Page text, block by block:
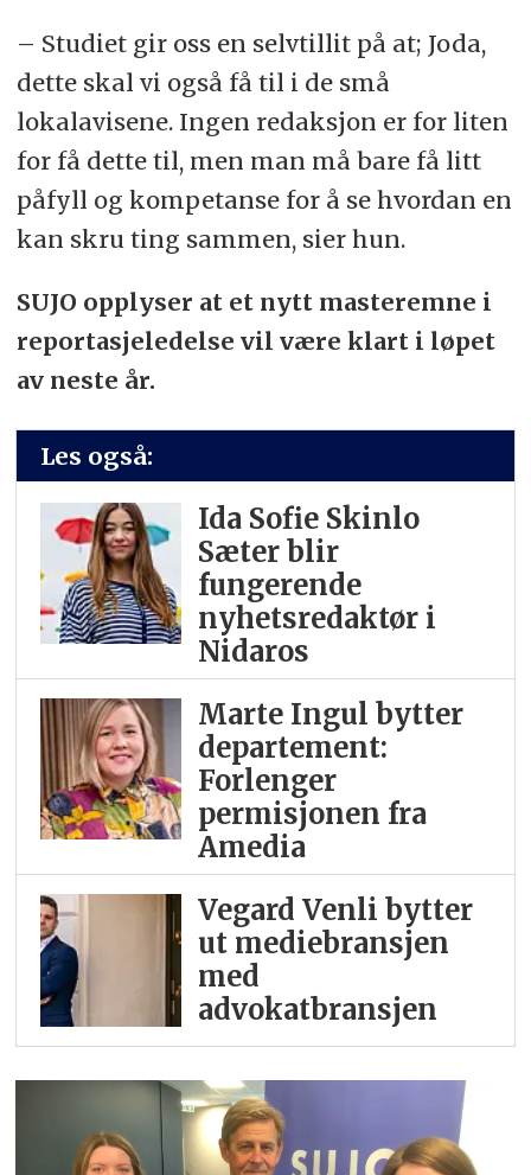
– Studiet gir oss en selvtillit på at; Joda,
dette skal vi også få til i de små
lokalavisene. Ingen redaksjon er for liten
for få dette til, men man må bare få litt
påfyll og kompetanse for å se hvordan en
kan skru ting sammen, sier hun.
SUJO opplyser at et nytt masteremne i
reportasjeledelse vil være klart i løpet
av neste år.
Les også:
Ida Sofie Skinlo
Sæter blir
fungerende
nyhetsredaktør i
Nidaros
Marte Ingul bytter
departement:
Forlenger
permisjonen fra
Amedia
Vegard Venli bytter
ut mediebransjen
med
advokatbransjen